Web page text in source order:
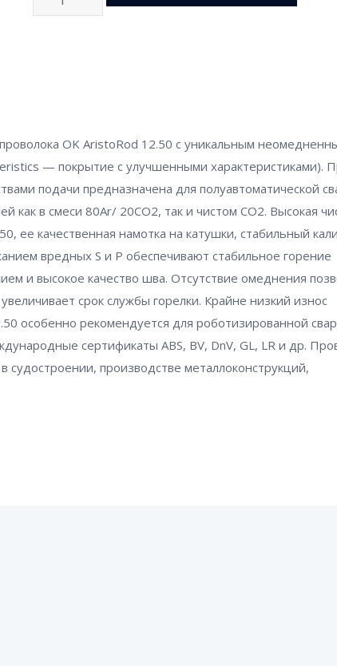
OK AristoRod 12.50 с уникальным
— покрытие с улучшенными характеристиками).
подачи предназначена для полуавтоматической
как в смеси 80Ar/ 20CO2, так и чистом CO2. Высокая
ее качественная намотка на катушки, стабильный
вредных S и P обеспечивают стабильное горение
и высокое качество шва. Отсутствие омеднения
срок службы горелки. Крайне низкий износ
особенно рекомендуется для роботизированной
сертификаты ABS, BV, DnV, GL, LR и др.
производстве металлоконструкций,